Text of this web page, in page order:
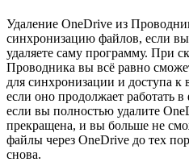
Удаление OneDrive из
синхронизацию файлов, если
удаляете саму программу. При
Проводника вы всё равно
для синхронизации и доступа
если оно продолжает работать
если вы полностью удалите
прекращена, и вы больше не
файлы через OneDrive до тех
снова.